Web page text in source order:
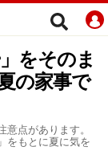
をそのま
の家事で
点があります。
をもとに夏に気を